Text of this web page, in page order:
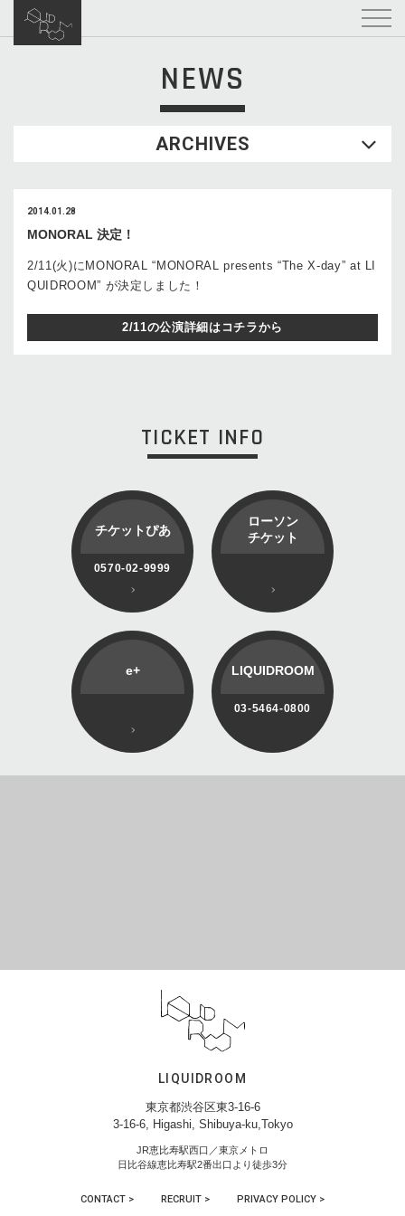
NEWS
ARCHIVES
2014.01.28
MONORAL 決定！
2/11(火)にMONORAL “MONORAL presents “The X-day” at LI
QUIDROOM” が決定しました！
2/11の公演詳細はコチラから
TICKET INFO
チケットぴあ
0570-02-9999
ローソン
チケット
e+ LIQUIDROOM
03-5464-0800
LIQUIDROOM
東京都渋谷区東3-16-6
3-16-6, Higashi, Shibuya-ku,Tokyo
JR恵比寿駅西口／東京メトロ
日比谷線恵比寿駅2番出口より徒歩3分
CONTACT > RECRUIT > PRIVACY POLICY >